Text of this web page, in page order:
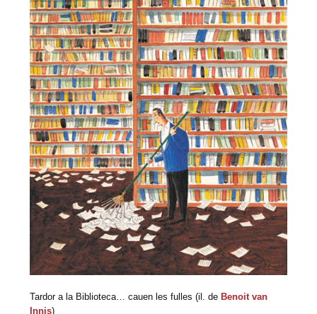
Tardor a la Biblioteca… cauen les fulles (il. de Benoit van
Innis)